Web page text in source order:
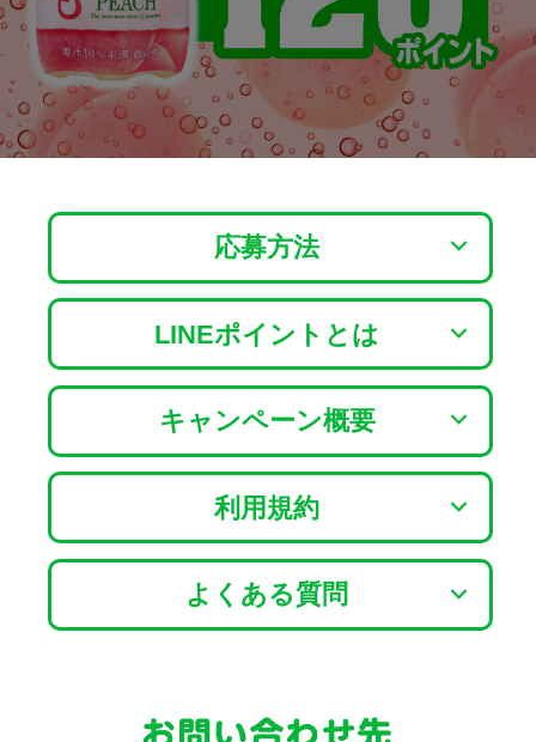
応
募
応募方法
LINEポイントとは
キャンペーン概要
利用規約
よくある質問